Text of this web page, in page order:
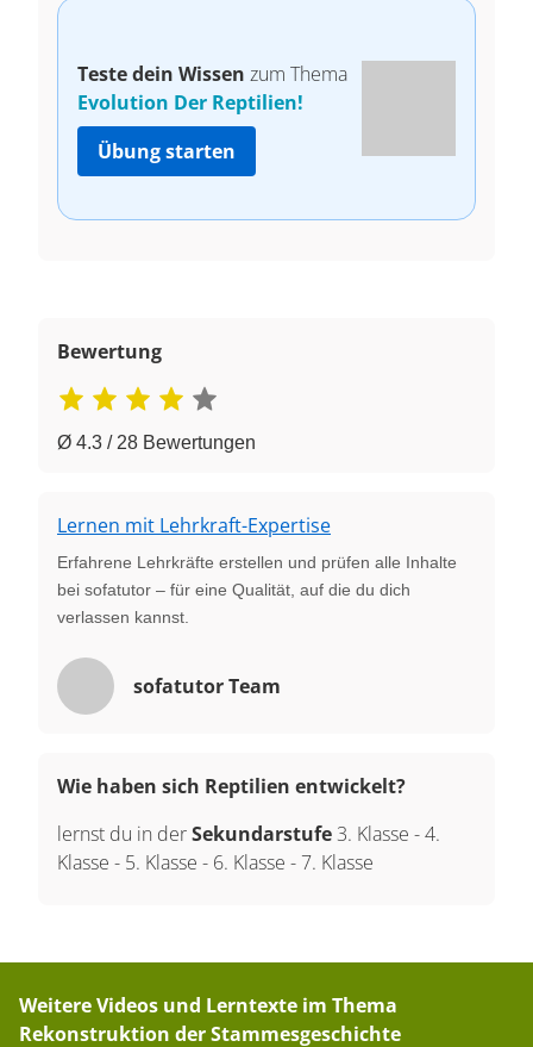
Teste dein Wissen zum Thema
Evolution Der Reptilien!
Übung starten
Bewertung
Ø 4.3 / 28 Bewertungen
Lernen mit Lehrkraft-Expertise
Erfahrene Lehrkräfte erstellen und prüfen alle Inhalte
bei sofatutor – für eine Qualität, auf die du dich
verlassen kannst.
sofatutor Team
Wie haben sich Reptilien entwickelt?
lernst du in derSekundarstufe 3. Klasse -4.
Klasse - 5. Klasse - 6. Klasse -7. Klasse
Weitere Videos und Lerntexte im Thema
Rekonstruktion der Stammesgeschichte